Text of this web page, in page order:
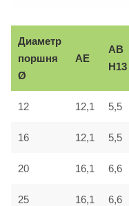
Диаметр
поршня
Ø
AE
AB
H13
12 12,1 5,5
16 12,1 5,5
20 16,1 6,6
25 16,1 6,6